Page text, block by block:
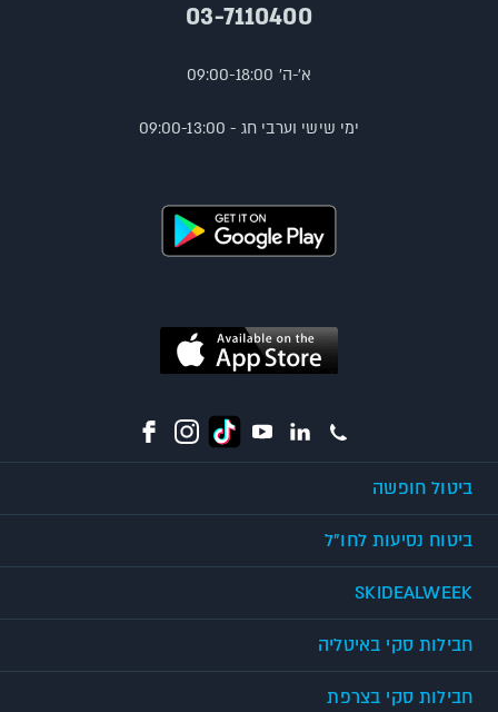
03-7110400
א'-ה' 09:00-18:00
ימי שישי וערבי חג - 09:00-13:00
ביטול חופשה
ביטוח נסיעות לחו"ל
SKIDEALWEEK
חבילות סקי באיטליה
חבילות סקי בצרפת